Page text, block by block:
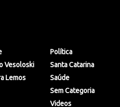
Vesoloski
Lemos
Política
Santa Catarina
Saúde
Sem Categoria
Videos